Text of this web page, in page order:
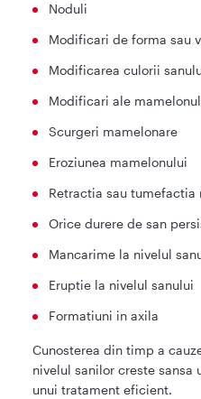
Noduli
Modificari de forma sau
Modificarea culorii
Modificari ale
Scurgeri mamelonare
Eroziunea mamelonului
Retractia sau tumefactia
Orice durere de san
Mancarime la nivelul
Eruptie la nivelul sanului
Formatiuni in axila
Cunosterea din timp a
nivelul sanilor creste
unui tratament eficient.